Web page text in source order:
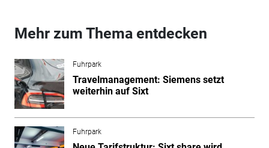
Mehr zum Thema entdecken
Fuhrpark
Travelmanagement: Siemens setzt
weiterhin auf Sixt
Fuhrpark